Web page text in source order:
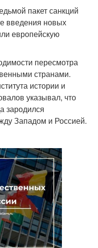
пакет санкций
введения новых
европейскую
пересмотра
странами.
истории и
указывал, что
зародился
Западом и Россией.